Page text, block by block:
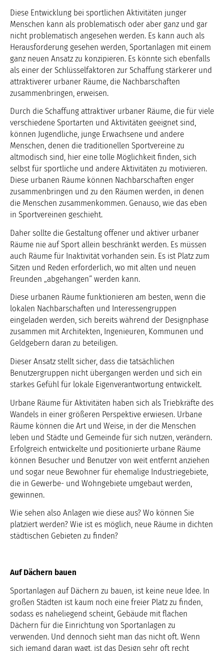
Diese Entwicklung bei sportlichen Aktivitäten junger
Menschen kann als problematisch oder aber ganz und gar
nicht problematisch angesehen werden. Es kann auch als
Herausforderung gesehen werden, Sportanlagen mit einem
ganz neuen Ansatz zu konzipieren. Es könnte sich ebenfalls
als einer der Schlüsselfaktoren zur Schaffung stärkerer und
attraktiverer urbaner Räume, die Nachbarschaften
zusammenbringen, erweisen.
Durch die Schaffung attraktiver urbaner Räume, die für viele
verschiedene Sportarten und Aktivitäten geeignet sind,
können Jugendliche, junge Erwachsene und andere
Menschen, denen die traditionellen Sportvereine zu
altmodisch sind, hier eine tolle Möglichkeit finden, sich
selbst für sportliche und andere Aktivitäten zu motivieren.
Diese urbanen Räume können Nachbarschaften enger
zusammenbringen und zu den Räumen werden, in denen
die Menschen zusammenkommen. Genauso, wie das eben
in Sportvereinen geschieht.
Daher sollte die Gestaltung offener und aktiver urbaner
Räume nie auf Sport allein beschränkt werden. Es müssen
auch Räume für Inaktivität vorhanden sein. Es ist Platz zum
Sitzen und Reden erforderlich, wo mit alten und neuen
Freunden „abgehangen“ werden kann.
Diese urbanen Räume funktionieren am besten, wenn die
lokalen Nachbarschaften und Interessengruppen
eingeladen werden, sich bereits während der Designphase
zusammen mit Architekten, Ingenieuren, Kommunen und
Geldgebern daran zu beteiligen.
Dieser Ansatz stellt sicher, dass die tatsächlichen
Benutzergruppen nicht übergangen werden und sich ein
starkes Gefühl für lokale Eigenverantwortung entwickelt.
Urbane Räume für Aktivitäten haben sich als Triebkräfte des
Wandels in einer größeren Perspektive erwiesen. Urbane
Räume können die Art und Weise, in der die Menschen
leben und Städte und Gemeinde für sich nutzen, verändern.
Erfolgreich entwickelte und positionierte urbane Räume
können Besucher und Benutzer von weit entfernt anziehen
und sogar neue Bewohner für ehemalige Industriegebiete,
die in Gewerbe- und Wohngebiete umgebaut werden,
gewinnen.
Wie sehen also Anlagen wie diese aus? Wo können Sie
platziert werden? Wie ist es möglich, neue Räume in dichten
städtischen Gebieten zu finden?
Auf Dächern bauen
Sportanlagen auf Dächern zu bauen, ist keine neue Idee. In
großen Städten ist kaum noch eine freier Platz zu finden,
sodass es naheliegend scheint, Gebäude mit flachen
Dächern für die Einrichtung von Sportanlagen zu
verwenden. Und dennoch sieht man das nicht oft. Wenn
sich jemand daran wagt, ist das Design sehr oft recht